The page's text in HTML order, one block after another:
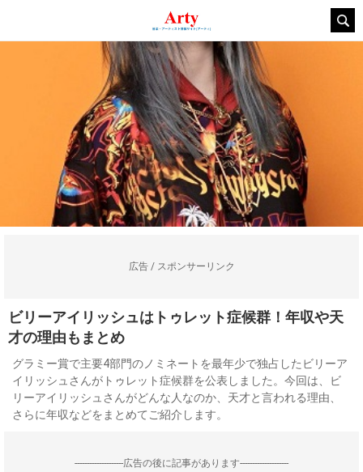
広告 / スポンサーリンク
ビリーアイリッシュはトゥレット症候群！年収や天
才の理由もまとめ
グラミー賞で主要4部門のノミネートを最年少で独占したビリーア
イリッシュさんがトゥレット症候群を公表しました。今回は、ビ
リーアイリッシュさんがどんな人なのか、天才と言われる理由、
さらに年収などをまとめてご紹介します。
--------------------広告の後に記事があります--------------------